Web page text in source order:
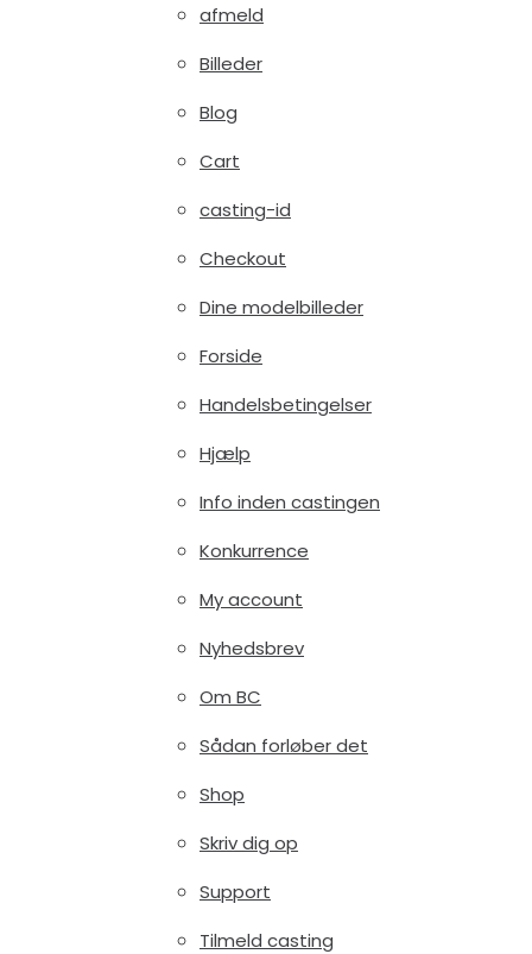
afmeld
Billeder
Blog
Cart
casting-id
Checkout
Dine modelbilleder
Forside
Handelsbetingelser
Hjælp
Info inden castingen
Konkurrence
My account
Nyhedsbrev
Om BC
Sådan forløber det
Shop
Skriv dig op
Support
Tilmeld casting